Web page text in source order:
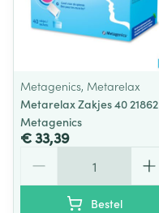
Metagenics, Metarelax
Metarelax Zakjes 40 21862
Metagenics
€ 33,39
Bestel